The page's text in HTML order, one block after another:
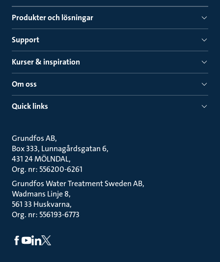
Produkter och lösningar
Support
Kurser & inspiration
Om oss
Quick links
Grundfos AB
Box 333, Lunnagårdsgatan 6
431 24 MÖLNDAL
Org. nr: 556200-6261
Grundfos Water Treatment Sweden AB
Wadmans Linje 8
561 33 Huskvarna
Org. nr: 556193-6773